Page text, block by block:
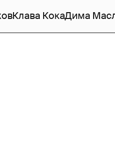
Клава КокаДима